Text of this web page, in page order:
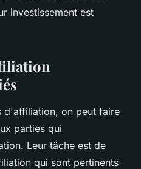
investissement est
d'affiliation, on peut faire
parties qui
Leur tâche est de
qui sont pertinents